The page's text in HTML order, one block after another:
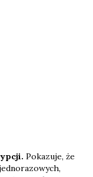
Pokazuje, że